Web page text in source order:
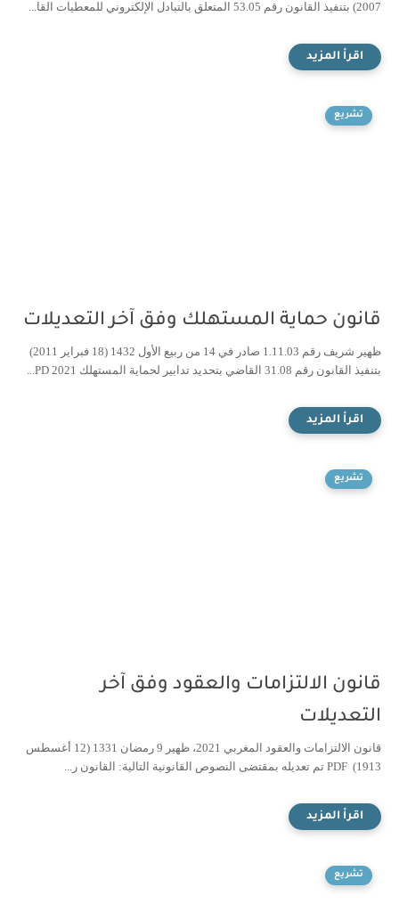
2007) بتنفيذ القانون رقم 53.05 المتعلق بالتبادل الإلكتروني للمعطيات القا...
تشريع
قانون حماية المستهلك وفق آخر التعديلات
ظهير شريف رقم 1.11.03 صادر في 14 من ربيع الأول 1432 (18 فبراير 2011)
بتنفيذ القانون رقم 31.08 القاضي بتحديد تدابير لحماية المستهلك 2021 PD...
تشريع
قانون الالتزامات والعقود وفق آخر
التعديلات
قانون الالتزامات والعقود المغربي 2021، ظهير 9 رمضان 1331 (12 أغسطس
1913) PDF تم تعديله بمقتضى النصوص القانونية التالية: القانون ر...
تشريع